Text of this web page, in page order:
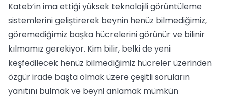
Kateb’in ima ettiği yüksek teknolojili görüntüleme
sistemlerini geliştirerek beynin henüz bilmediğimiz,
göremediğimiz başka hücrelerini görünür ve bilinir
kılmamız gerekiyor. Kim bilir, belki de yeni
keşfedilecek henüz bilmediğimiz hücreler üzerinden
özgür irade başta olmak üzere çeşitli soruların
yanıtını bulmak ve beyni anlamak mümkün